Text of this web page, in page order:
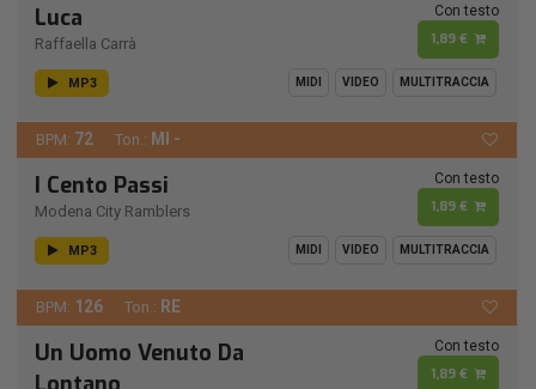
Luca
Raffaella Carrà
Con testo
1,89 €
MP3 MIDI VIDEO MULTITRACCIA
BPM: 72 Ton.: MI -
I Cento Passi
Modena City Ramblers
Con testo
1,89 €
MP3 MIDI VIDEO MULTITRACCIA
BPM: 126 Ton.: RE
Un Uomo Venuto Da
Con testo
1,89 €